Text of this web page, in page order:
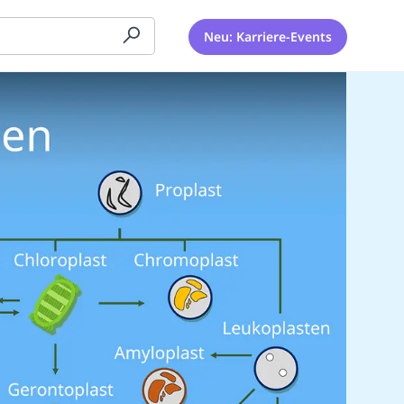
Neu: Karriere-Events